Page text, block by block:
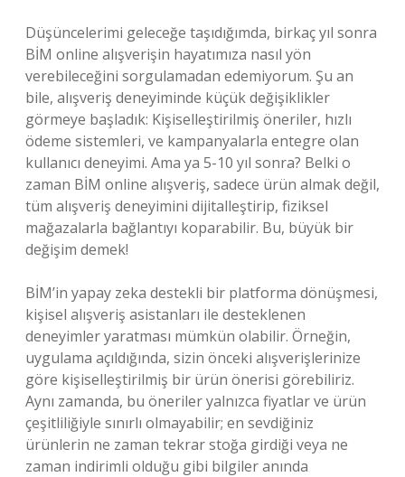
Düşüncelerimi geleceğe taşıdığımda, birkaç yıl sonra
BİM online alışverişin hayatımıza nasıl yön
verebileceğini sorgulamadan edemiyorum. Şu an
bile, alışveriş deneyiminde küçük değişiklikler
görmeye başladık: Kişiselleştirilmiş öneriler, hızlı
ödeme sistemleri, ve kampanyalarla entegre olan
kullanıcı deneyimi. Ama ya 5-10 yıl sonra? Belki o
zaman BİM online alışveriş, sadece ürün almak değil,
tüm alışveriş deneyimini dijitalleştirip, fiziksel
mağazalarla bağlantıyı koparabilir. Bu, büyük bir
değişim demek!
BİM’in yapay zeka destekli bir platforma dönüşmesi,
kişisel alışveriş asistanları ile desteklenen
deneyimler yaratması mümkün olabilir. Örneğin,
uygulama açıldığında, sizin önceki alışverişlerinize
göre kişiselleştirilmiş bir ürün önerisi görebiliriz.
Aynı zamanda, bu öneriler yalnızca fiyatlar ve ürün
çeşitliliğiyle sınırlı olmayabilir; en sevdiğiniz
ürünlerin ne zaman tekrar stoğa girdiği veya ne
zaman indirimli olduğu gibi bilgiler anında